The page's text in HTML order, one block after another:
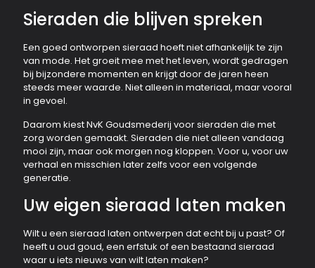
Sieraden die blijven spreken
Een goed ontworpen sieraad hoeft niet afhankelijk te zijn
van mode. Het groeit mee met het leven, wordt gedragen
bij bijzondere momenten en krijgt door de jaren heen
steeds meer waarde. Niet alleen in materiaal, maar vooral
in gevoel.
Daarom kiest NvK Goudsmederij voor sieraden die met
zorg worden gemaakt. Sieraden die niet alleen vandaag
mooi zijn, maar ook morgen nog kloppen. Voor u, voor uw
verhaal en misschien later zelfs voor een volgende
generatie.
Uw eigen sieraad laten maken
Wilt u een sieraad laten ontwerpen dat echt bij u past? Of
heeft u oud goud, een erfstuk of een bestaand sieraad
waar u iets nieuws van wilt laten maken?